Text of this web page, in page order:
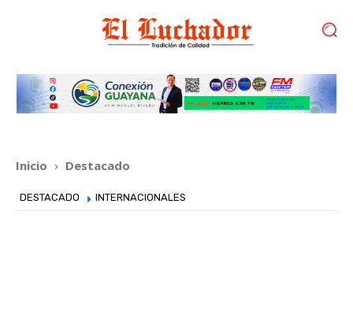
Inicio Destacado
DESTACADO INTERNACIONALES